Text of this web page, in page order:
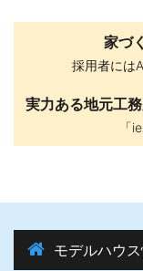
家づ
採用者には
実力ある地元工
「
モデルハウ